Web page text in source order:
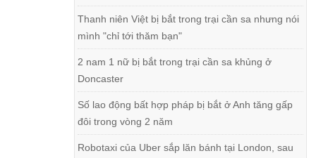
Thanh niên Việt bị bắt trong trại cần sa nhưng nói
mình "chỉ tới thăm bạn"
2 nam 1 nữ bị bắt trong trại cần sa khủng ở
Doncaster
Số lao động bất hợp pháp bị bắt ở Anh tăng gấp
đôi trong vòng 2 năm
Robotaxi của Uber sắp lăn bánh tại London, sau